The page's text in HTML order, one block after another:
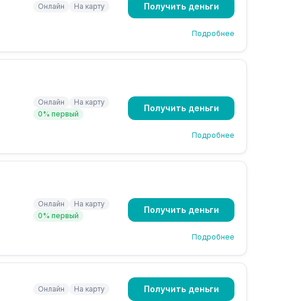
Онлайн На карту Получить деньги
Подробнее
Онлайн
На карту
0% первый
Получить деньги
Подробнее
Онлайн
На карту
0% первый
Получить деньги
Подробнее
Онлайн На карту Получить деньги